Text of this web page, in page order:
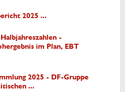
2025 ...
-
im Plan, EBT
2025 - DF-Gruppe
...